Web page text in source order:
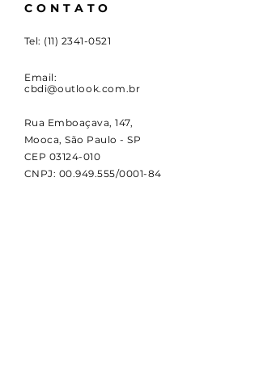
CONTATO
Tel: (11) 2341-0521
Email:
cbdi@outlook.com.br
Rua Emboaçava, 147,
Mooca, São Paulo - SP
CEP 03124-010
CNPJ: 00.949.555/0001-84